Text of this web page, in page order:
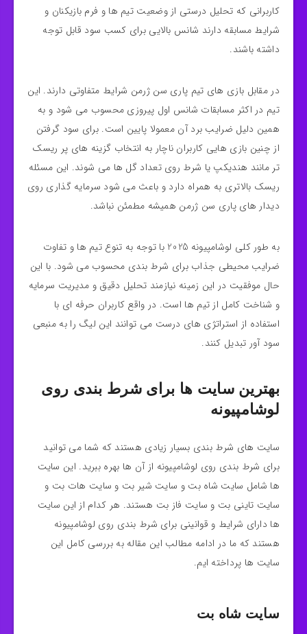
کاربرانی که تحلیل درستی از وضعیت تیم‌ ها و فرم بازیکنان و
شرایط مسابقه دارند شانس بالایی برای کسب سود قابل توجه
داشته باشند.
در مقابل بازی‌ های تیم پاری سن ژرمن شرایط متفاوتی دارند. این
تیم در اکثر مسابقات شانس اول پیروزی محسوب می‌ شود و به
همین دلیل ضرایب برد آن معمولا پایین است. برای سود گرفتن
از چنین بازی‌ هایی کاربران ناچار به انتخاب گزینه‌ های پر ریسک‌
تر مانند هندیکپ یا شرط روی تعداد گل‌ ها می‌ شوند. این مسئله
ریسک بالاتری به همراه دارد و باعث می‌ شود سرمایه‌ گذاری روی
دیدار های پاری سن ژرمن همیشه مطمئن نباشد.
به طور کلی لوشامپیونه 2025 با توجه به تنوع تیم‌ ها و تفاوت
ضرایب محیطی جذاب برای شرط‌ بندی محسوب می‌ شود. با این
حال موفقیت در این زمینه نیازمند تحلیل دقیق و مدیریت سرمایه
و شناخت کامل از تیم‌ ها است. در واقع کاربران حرفه‌ ای با
استفاده از استراتژی‌ های درست می‌ توانند این لیگ را به منبعی
سود آور تبدیل کنند.
بهترین سایت‌ ها برای شرط بندی روی
لوشامپیونه
سایت های شرط بندی بسیار زیادی هستند که شما می توانید
برای شرط بندی روی لوشامپیونه از آن ها بهره ببرید. این سایت
ها شامل سایت شاه بت و سایت شیر بت و سایت هات بت و
سایت تاینی بت و سایت فاز بت هستند. هر کدام از این سایت
ها دارای شرایط و قوانینی برای شرط بندی روی لوشامپیونه
هستند که ما در ادامه مطالب این مقاله به بررسی کامل این
سایت ها پرداخته ایم.
سایت شاه بت